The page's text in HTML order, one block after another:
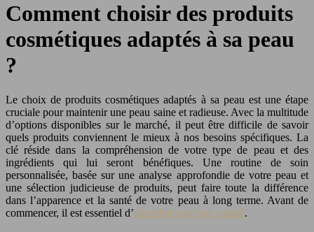
Comment choisir des produits
cosmétiques adaptés à sa peau
?
Le choix de produits cosmétiques adaptés à sa peau est une étape
cruciale pour maintenir une peau saine et radieuse. Avec la multitude
d’options disponibles sur le marché, il peut être difficile de savoir
quels produits conviennent le mieux à nos besoins spécifiques. La
clé réside dans la compréhension de votre type de peau et des
ingrédients qui lui seront bénéfiques. Une routine de soin
personnalisée, basée sur une analyse approfondie de votre peau et
une sélection judicieuse de produits, peut faire toute la différence
dans l’apparence et la santé de votre peau à long terme. Avant de
commencer, il est essentiel d’identifier son type cutané.